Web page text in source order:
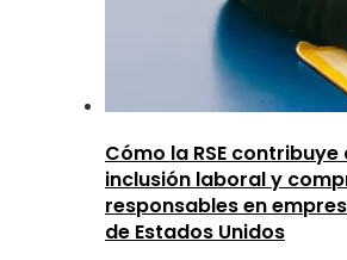
Cómo la RSE contribuye
inclusión laboral y
responsables en
de Estados Unidos